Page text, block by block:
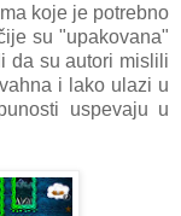
koje je potrebno
su "upakovana"
da su autori mislili
i lako ulazi u
uspevaju u